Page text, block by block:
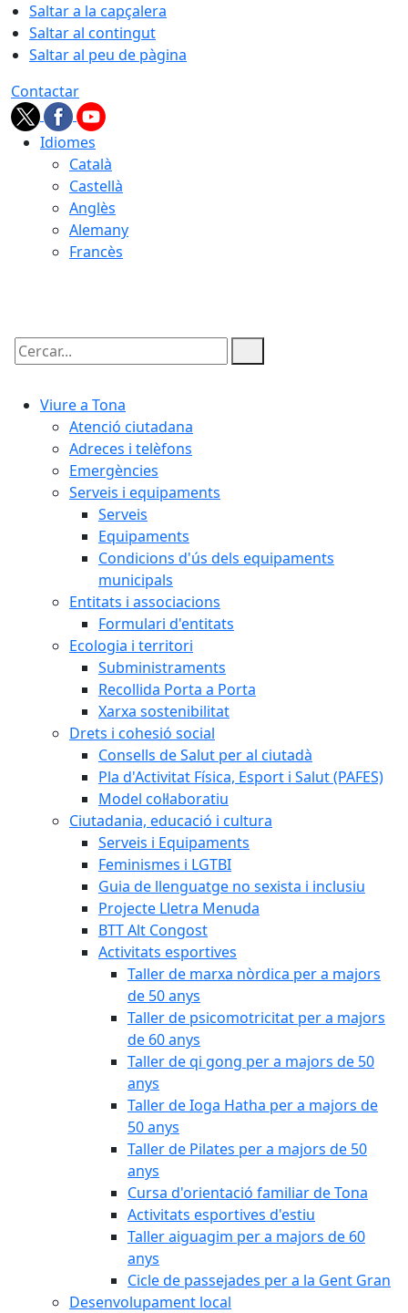
Saltar a la capçalera
Saltar al contingut
Saltar al peu de pàgina
Contactar
Idiomes
Català
Castellà
Anglès
Alemany
Francès
Cercar:
Viure a Tona
Atenció ciutadana
Adreces i telèfons
Emergències
Serveis i equipaments
Serveis
Equipaments
Condicions d'ús dels equipaments
municipals
Entitats i associacions
Formulari d'entitats
Ecologia i territori
Subministraments
Recollida Porta a Porta
Xarxa sostenibilitat
Drets i cohesió social
Consells de Salut per al ciutadà
Pla d'Activitat Física, Esport i Salut (PAFES)
Model col·laboratiu
Ciutadania, educació i cultura
Serveis i Equipaments
Feminismes i LGTBI
Guia de llenguatge no sexista i inclusiu
Projecte Lletra Menuda
BTT Alt Congost
Activitats esportives
Taller de marxa nòrdica per a majors
de 50 anys
Taller de psicomotricitat per a majors
de 60 anys
Taller de qi gong per a majors de 50
anys
Taller de Ioga Hatha per a majors de
50 anys
Taller de Pilates per a majors de 50
anys
Cursa d'orientació familiar de Tona
Activitats esportives d'estiu
Taller aiguagim per a majors de 60
anys
Cicle de passejades per a la Gent Gran
Desenvolupament local